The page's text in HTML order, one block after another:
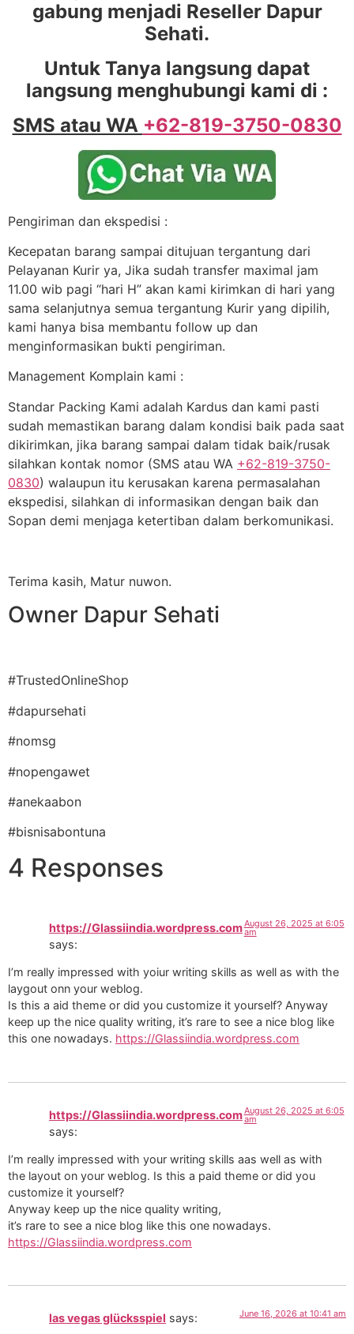
gabung menjadi Reseller Dapur
Sehati.
Untuk Tanya langsung dapat
langsung menghubungi kami di :
SMS atau WA +62-819-3750-0830
Pengiriman dan ekspedisi :
Kecepatan barang sampai ditujuan tergantung dari
Pelayanan Kurir ya, Jika sudah transfer maximal jam
11.00 wib pagi “hari H” akan kami kirimkan di hari yang
sama selanjutnya semua tergantung Kurir yang dipilih,
kami hanya bisa membantu follow up dan
menginformasikan bukti pengiriman.
Management Komplain kami :
Standar Packing Kami adalah Kardus dan kami pasti
sudah memastikan barang dalam kondisi baik pada saat
dikirimkan, jika barang sampai dalam tidak baik/rusak
silahkan kontak nomor (SMS atau WA +62-819-3750-
0830) walaupun itu kerusakan karena permasalahan
ekspedisi, silahkan di informasikan dengan baik dan
Sopan demi menjaga ketertiban dalam berkomunikasi.
Terima kasih, Matur nuwon.
Owner Dapur Sehati
#TrustedOnlineShop
#dapursehati
#nomsg
#nopengawet
#anekaabon
#bisnisabontuna
4 Responses
https://Glassiindia.wordpress.com
says:
August 26, 2025 at 6:05
am
I’m really impressed with yoiur writing skills as well as with the
laygout onn your weblog.
Is this a aid theme or did you customize it yourself? Anyway
keep up the nice quality writing, it’s rare to see a nice blog like
this one nowadays. https://Glassiindia.wordpress.com
https://Glassiindia.wordpress.com
says:
August 26, 2025 at 6:05
am
I’m really impressed with your writing skills aas well as with
the layout on your weblog. Is this a paid theme or did you
customize it yourself?
Anyway keep up the nice quality writing,
it’s rare to see a nice blog like this one nowadays.
https://Glassiindia.wordpress.com
las vegas glücksspiel says: June 16, 2026 at 10:41 am